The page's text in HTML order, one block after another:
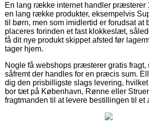
En lang række internet handler præsterer
en lang række produkter, eksempelvis
til børn, men som imidlertid er forudsat at
placeres forinden et fast klokkeslæt,
få dit nye produkt skippet afsted før
tager hjem.
Nogle få webshops præsterer gratis fragt,
såfremt der handles for en præcis sum.
dig den prisbilligste slags levering,
bor tæt på København, Rønne eller
fragtmanden til at levere bestillingen til et